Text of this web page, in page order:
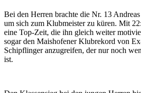
Bei den Herren brachte die Nr. 13
um sich zum Klubmeister zu küren. Mit
eine Top-Zeit, die ihn gleich weiter
sogar den Maishofener Klubrekord von
Schipflinger anzugreifen, der nur noch
ist.